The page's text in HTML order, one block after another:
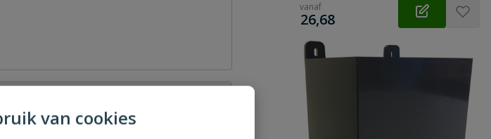
van cookies
vanaf
€
26,68